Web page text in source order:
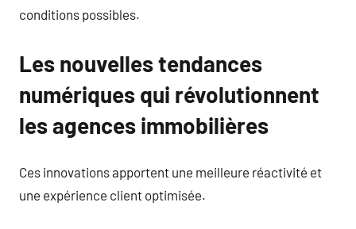
conditions possibles.
Les nouvelles tendances
numériques qui révolutionnent
les agences immobilières
Ces innovations apportent une meilleure réactivité et
une expérience client optimisée.